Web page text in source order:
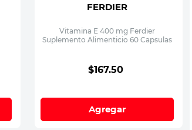
FERDIER
Vitamina E 400 mg Ferdier
Suplemento Alimenticio 60 Capsulas
$167.50
Agregar